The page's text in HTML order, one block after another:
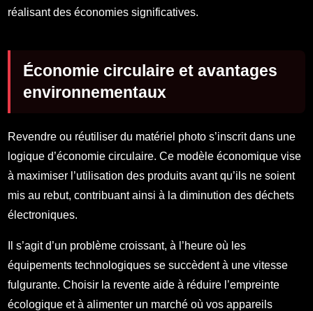
réalisant des économies significatives.
Économie circulaire et avantages
environnementaux
Revendre ou réutiliser du matériel photo s’inscrit dans une
logique d’économie circulaire. Ce modèle économique vise
à maximiser l’utilisation des produits avant qu’ils ne soient
mis au rebut, contribuant ainsi à la diminution des déchets
électroniques.
Il s’agit d’un problème croissant, à l’heure où les
équipements technologiques se succèdent à une vitesse
fulgurante. Choisir la revente aide à réduire l’empreinte
écologique et à alimenter un marché où vos appareils